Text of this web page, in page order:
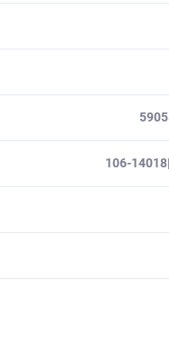
106-